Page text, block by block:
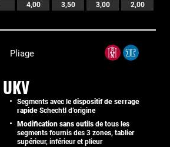
4,00 3,50 3,00 2,00
Pliage
UKV
Segments avec ledispositif de serrage
rapide Schechtl d’origine
Modification sans outils de tous les
segments fournis des 3 zones, tablier
supérieur, inférieur et plieur